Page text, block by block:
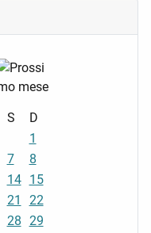
S
D
1
7
8
14
15
21
22
28 29